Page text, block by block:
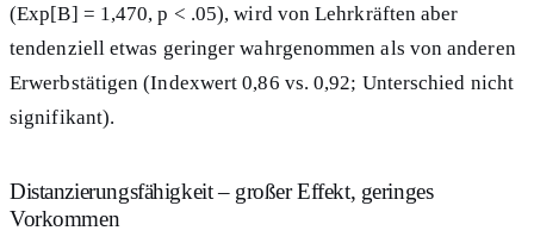
(Exp[B] = 1,470, p < .05), wird von Lehrkräften aber
tendenziell etwas geringer wahrgenommen als von anderen
Erwerbstätigen (Indexwert 0,86 vs. 0,92; Unterschied nicht
signifikant).
Distanzierungsfähigkeit – großer Effekt, geringes
Vorkommen